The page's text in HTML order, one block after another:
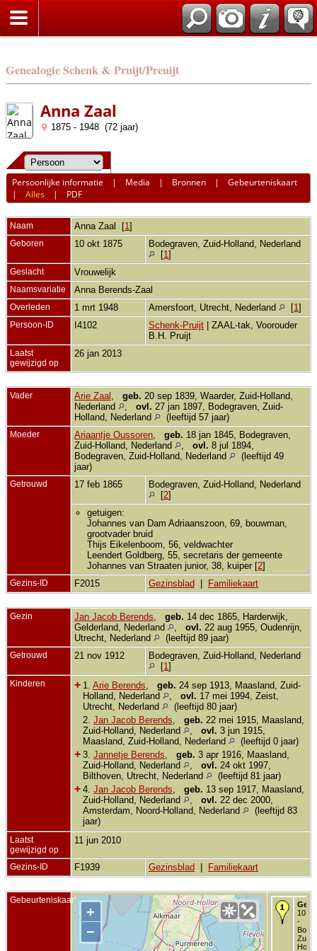
Genealogie Schenk & Pruijt/Preuijt
Anna Zaal
1875 - 1948 (72 jaar)
Persoonlijke informatie | Media | Bronnen |Gebeurteniskaart
|Alles | PDF
Naam Anna Zaal [1]
Geboren 10 okt 1875
Bodegraven, Zuid-Holland, Nederland
[1]
Geslacht Vrouwelijk
Naamsvariatie Anna Berends-Zaal
Overleden 1 mrt 1948 Amersfoort, Utrecht, Nederland [1]
Persoon-ID I4102 Schenk-Pruijt | ZAAL-tak, Voorouder
B.H. Pruijt
Laatst
gewijzigd op
26 jan 2013
Vader Arie Zaal , geb. 20 sep 1839, Waarder, Zuid-Holland,
Nederland
, ovl. 27 jan 1897, Bodegraven, Zuid-
Holland, Nederland
(leeftijd 57 jaar)
Moeder Ariaantje Oussoren, geb. 18 jan 1845, Bodegraven,
Zuid-Holland, Nederland
, ovl. 8 jul 1894,
Bodegraven, Zuid-Holland, Nederland
(leeftijd 49
jaar)
Getrouwd 17 feb 1865
Bodegraven, Zuid-Holland, Nederland
[2]
getuigen:
Johannes van Dam Adriaanszoon, 69, bouwman,
grootvader bruid
Thijs Eikelenboom, 56, veldwachter
Leendert Goldberg, 55, secretaris der gemeente
Johannes van Straaten junior, 38, kuiper [2]
Gezins-ID F2015 Gezinsblad Familiekaart
Gezin Jan Jacob Berends, geb. 14 dec 1865, Harderwijk,
Gelderland, Nederland
, ovl. 22 aug 1955, Oudenrijn,
Utrecht, Nederland
(leeftijd 89 jaar)
Getrouwd 21 nov 1912
Bodegraven, Zuid-Holland, Nederland
[1]
Kinderen + 1. Arie Berends, geb. 24 sep 1913, Maasland, Zuid-
Holland, Nederland
, ovl. 17 mei 1994, Zeist,
Utrecht, Nederland
(leeftijd 80 jaar)
2. Jan Jacob Berends, geb. 22 mei 1915, Maasland,
Zuid-Holland, Nederland
, ovl. 3 jun 1915,
Maasland, Zuid-Holland, Nederland
(leeftijd 0 jaar)
+ 3. Jannetje Berends, geb. 3 apr 1916, Maasland,
Zuid-Holland, Nederland
, ovl. 24 okt 1997,
Bilthoven, Utrecht, Nederland
(leeftijd 81 jaar)
+ 4. Jan Jacob Berends, geb. 13 sep 1917, Maasland,
Zuid-Holland, Nederland
, ovl. 22 dec 2000,
Amsterdam, Noord-Holland, Nederland
(leeftijd 83
jaar)
Laatst
gewijzigd op
11 jun 2010
Gezins-ID F1939 Gezinsblad Familiekaart
Gebeurteniskaart
+
−
10
-
Zuid-